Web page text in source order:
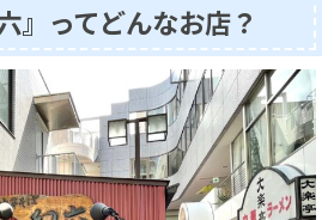
』ってどんなお店？